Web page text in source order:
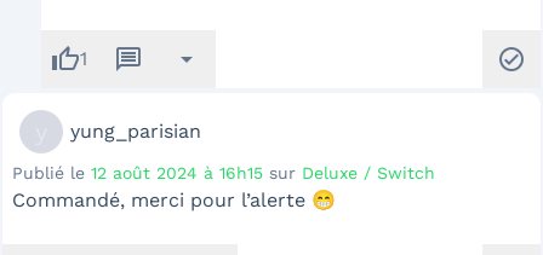
thumb_up1 message arrow_drop_down check_circle
yung_parisian
Publié le 12 août 2024 à 16h15 sur Deluxe / Switch
Commandé, merci pour l’alerte 😁